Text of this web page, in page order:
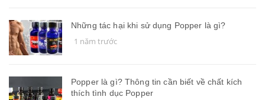
Những tác hại khi sử dụng Popper là gì?
1 năm trước
Popper là gì? Thông tin cần biết về chất kích
thích tình dục Popper